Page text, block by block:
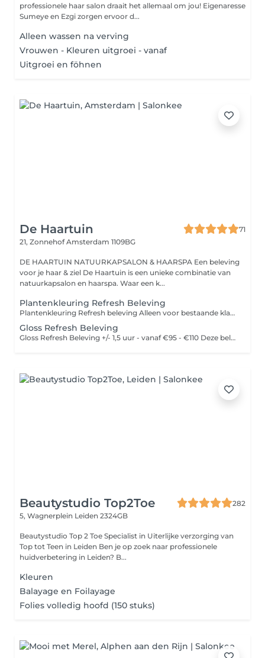
professionele haar salon draait het allemaal om jou! Eigenaresse
Sumeye en Ezgi zorgen ervoor d...
Alleen wassen na verving
Vrouwen - Kleuren uitgroei - vanaf
Uitgroei en föhnen
De Haartuin
71
21, ZonnehofAmsterdam 1109BG
DE HAARTUIN NATUURKAPSALON & HAARSPA Een beleving
voor je haar & ziel De Haartuin is een unieke combinatie van
natuurkapsalon en haarspa. Waar een k...
Plantenkleuring Refresh Beleving
Plantenkleuring Refresh beleving Alleen voor bestaande klanten binnen 6 - 8 weken Deze plantenkleuring is een puur en 100% natuurlijke kleuring is bedoeld voor het bijwerken van de uitgroei en het behouden van balans in je haarkleur. Omdat de basis is gelegd, werken we gericht en verfijnd in rust en met aandacht. Een opfrismoment voor je kleur gecombineerd met ontspannen spabeleving, knippen en zachte natuurlijke styling. Knippen is onderdeel van de kleurbeleving. Niet knippen is altijd mogelijk, de tijd en prijs blijven gelijk.
Gloss Refresh Beleving
Gloss Refresh Beleving +/- 1,5 uur - vanaf €95 - €110 Deze beleving is voor het opfrissen van je kleur of highlights en zorgt voor extra glans, samenhang en zachtheid. Ideaal tussen kleurafspraken in of om de haarkleur subtiel op te frissen. Deze beleving is inclusief: aromatherapie, ontspannende wasmassage, knippen en styling. Ideaal voor: - Opfrissen van highlights - Het verzachten van een uitgroei - Meer glans en diepte - Het neutraliseren van ongewenste tonen. - Onderhoud tussen kleurbehandelingen
Beautystudio Top2Toe
282
5, Wagnerplein Leiden 2324GB
Beautystudio Top 2 Toe Specialist in Uiterlijke verzorging van
Top tot Teen in Leiden Ben je op zoek naar professionele
huidverbetering in Leiden? B...
Kleuren
Balayage en Foilayage
Folies volledig hoofd (150 stuks)